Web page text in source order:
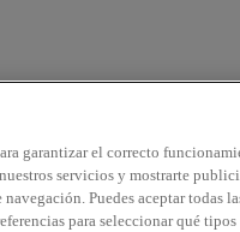
garantizar el correcto
servicios y mostrarte
Puedes aceptar todas
para seleccionar qué tipos